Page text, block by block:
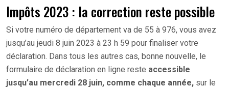
Impôts 2023 : la correction reste possible
Si votre numéro de département va de 55 à 976, vous avez
jusqu’au jeudi 8 juin 2023 à 23 h 59 pour finaliser votre
déclaration. Dans tous les autres cas, bonne nouvelle, le
formulaire de déclaration en ligne reste accessible
jusqu’au mercredi 28 juin, comme chaque année, sur le